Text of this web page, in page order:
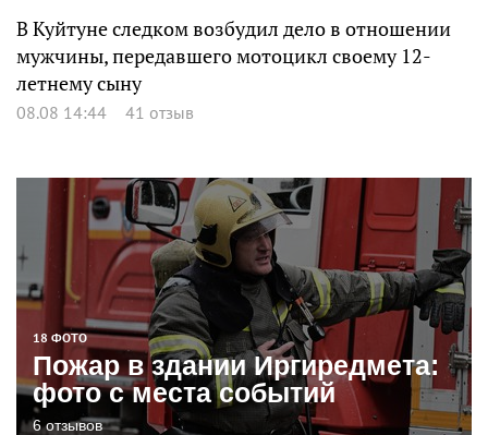
В Куйтуне следком возбудил дело в отношении
мужчины, передавшего мотоцикл своему 12-
летнему сыну
08.08 14:44 41 отзыв
18 ФОТО
Пожар в здании Иргиредмета:
фото с места событий
6 отзывов